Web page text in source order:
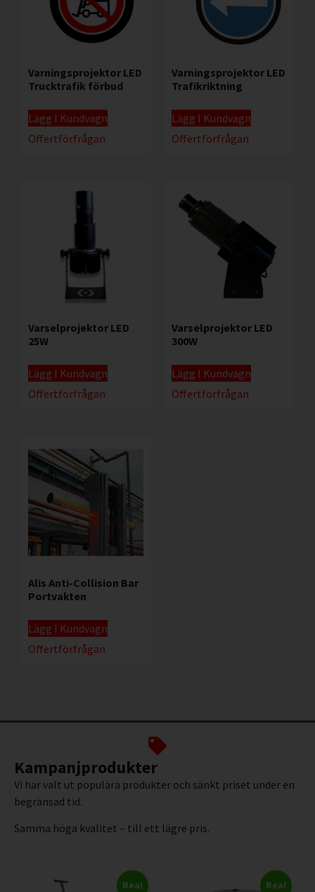
Varningsprojektor LED
Trucktrafik förbud
Lägg I Kundvagn
Offertförfrågan
Varningsprojektor LED
Trafikriktning
Lägg I Kundvagn
Offertförfrågan
Varselprojektor LED
25W
Lägg I Kundvagn
Offertförfrågan
Varselprojektor LED
300W
Lägg I Kundvagn
Offertförfrågan
Alis Anti-Collision Bar
Portvakten
Lägg I Kundvagn
Offertförfrågan
Kampanjprodukter
Vi har valt ut populära produkter och sänkt priset under en
begränsad tid.
Samma höga kvalitet – till ett lägre pris.
Rea! Rea!